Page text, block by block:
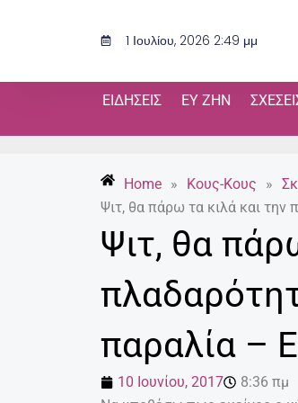
1 Ιουλίου, 2026 2:49 μμ
ΕΙΔΉΣΕΙΣ ΕΥ ΖΗΝ
Home » Κους-Κους »
Ψιτ, θα πάρω τα κιλά και
Ψιτ, θα
παραλία –
10 Ιουνίου, 2017
8:36 πμ